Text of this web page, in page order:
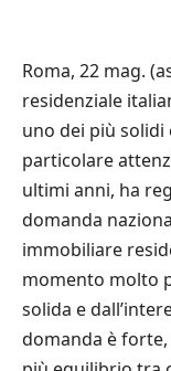
Roma, 22 mag.
residenziale
uno dei più
particolare
ultimi anni, ha
domanda
immobiliare
momento molto
solida e
domanda è forte,